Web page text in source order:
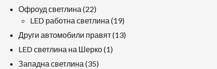
продукт
Офроуд светлина 2222
продукти
LED работна светлина 1919
продукти
Други автомобили правят 1313
LED светлина на Шерко 11
Западна светлина 3535